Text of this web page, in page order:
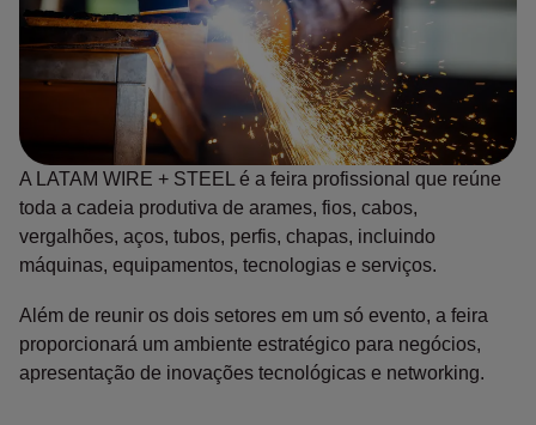
A LATAM WIRE + STEEL é a feira profissional que reúne
toda a cadeia produtiva de arames, fios, cabos,
vergalhões, aços, tubos, perfis, chapas, incluindo
máquinas, equipamentos, tecnologias e serviços.
Além de reunir os dois setores em um só evento, a feira
proporcionará um ambiente estratégico para negócios,
apresentação de inovações tecnológicas e networking.